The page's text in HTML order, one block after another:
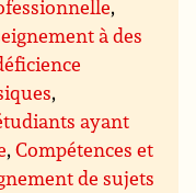
,
à des
,
ayant
,Compétences et
de sujets